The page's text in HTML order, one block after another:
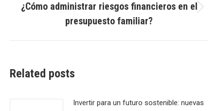
Next
post:
¿Cómo administrar riesgos financieros en el
presupuesto familiar?
Related posts
Invertir para un futuro sostenible: nuevas